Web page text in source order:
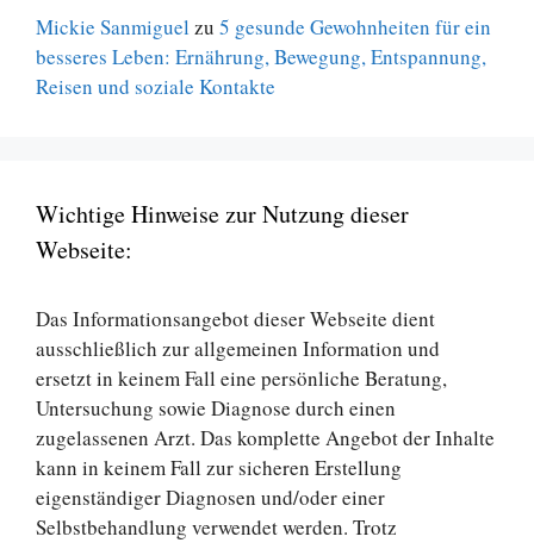
Mickie Sanmiguel zu 5 gesunde Gewohnheiten für ein
besseres Leben: Ernährung, Bewegung, Entspannung,
Reisen und soziale Kontakte
Wichtige Hinweise zur Nutzung dieser
Webseite:
Das Informationsangebot dieser Webseite dient
ausschließlich zur allgemeinen Information und
ersetzt in keinem Fall eine persönliche Beratung,
Untersuchung sowie Diagnose durch einen
zugelassenen Arzt. Das komplette Angebot der Inhalte
kann in keinem Fall zur sicheren Erstellung
eigenständiger Diagnosen und/oder einer
Selbstbehandlung verwendet werden. Trotz